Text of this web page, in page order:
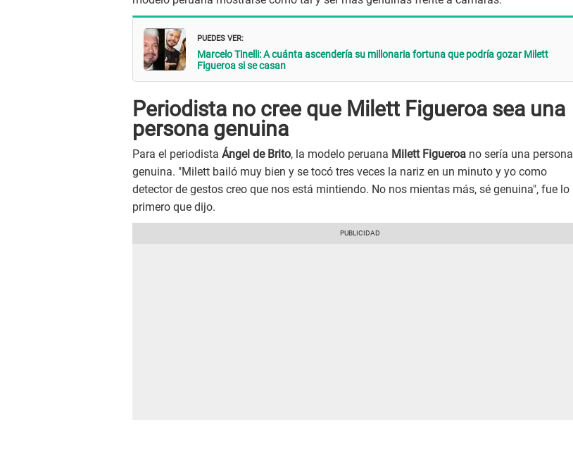
PUEDES VER:
Marcelo Tinelli: A cuánta ascendería su millonaria fortuna que podría gozar Milett
Figueroa si se casan
Periodista no cree que Milett Figueroa sea una
persona genuina
Para el periodista Ángel de Brito, la modelo peruana Milett Figueroa no sería una persona
genuina. "Milett bailó muy bien y se tocó tres veces la nariz en un minuto y yo como
detector de gestos creo que nos está mintiendo. No nos mientas más, sé genuina", fue lo
primero que dijo.